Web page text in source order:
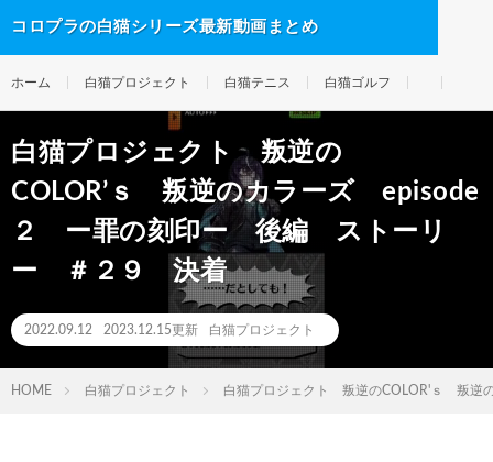
コロプラの白猫シリーズ最新動画まとめ
ホーム 白猫プロジェクト 白猫テニス 白猫ゴルフ
白猫プロジェクト 叛逆の
COLOR’ｓ 叛逆のカラーズ episode
２ ー罪の刻印ー 後編 ストーリ
ー ＃２９ 決着
2022.09.12 2023.12.15更新 白猫プロジェクト
HOME 白猫プロジェクト 白猫プロジェクト 叛逆のCOLOR'ｓ 叛